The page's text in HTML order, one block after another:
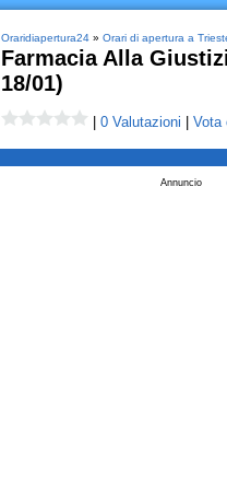
Oraridiapertura24» Orari di apertura a
Farmacia Alla
18/01)
0 Valutazioni Vota
Annuncio